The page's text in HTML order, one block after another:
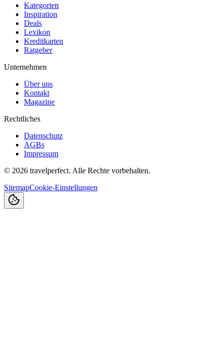
Kategorien
Inspiration
Deals
Lexikon
Kreditkarten
Ratgeber
Unternehmen
Über uns
Kontakt
Magazine
Rechtliches
Datenschutz
AGBs
Impressum
© 2026 travelperfect. Alle Rechte vorbehalten.
SitemapCookie-Einstellungen